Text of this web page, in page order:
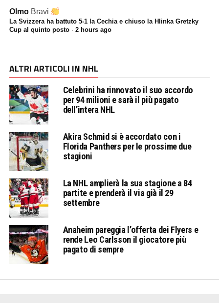
Olmo Bravi
La Svizzera ha battuto 5-1 la Cechia e chiuso la Hlinka Gretzky
Cup al quinto posto· 2 hours ago
ALTRI ARTICOLI IN NHL
Celebrini ha rinnovato il suo accordo
per 94 milioni e sarà il più pagato
dell’intera NHL
Akira Schmid si è accordato con i
Florida Panthers per le prossime due
stagioni
La NHL amplierà la sua stagione a 84
partite e prenderà il via già il 29
settembre
Anaheim pareggia l’offerta dei Flyers e
rende Leo Carlsson il giocatore più
pagato di sempre